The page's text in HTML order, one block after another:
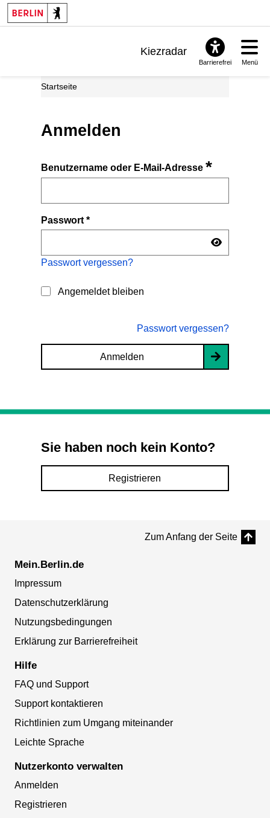
Kiezradar
Barrierefrei Menü
Startseite
Anmelden
Benutzername oder E-Mail-Adresse*
Passwort*
Passwort vergessen?
Angemeldet bleiben
Passwort vergessen?
Anmelden
Sie haben noch kein Konto?
Registrieren
Zum Anfang der Seite
Mein.Berlin.de
Impressum
Datenschutzerklärung
Nutzungsbedingungen
Erklärung zur Barrierefreiheit
Hilfe
FAQ und Support
Support kontaktieren
Richtlinien zum Umgang miteinander
Leichte Sprache
Nutzerkonto verwalten
Anmelden
Registrieren